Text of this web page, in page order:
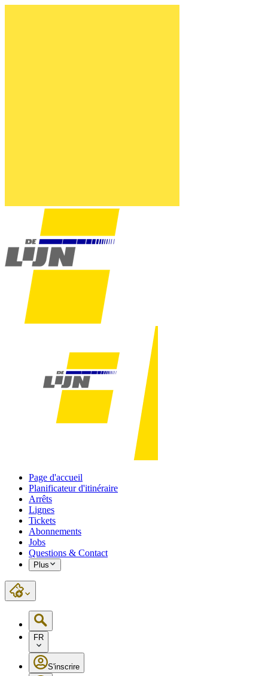
Page d'accueil
Planificateur d'itinéraire
Arrêts
Lignes
Tickets
Abonnements
Jobs
Questions & Contact
Plus
FR
S'inscrire